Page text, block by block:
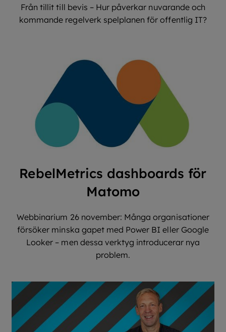
Från tillit till bevis – Hur påverkar nuvarande och
kommande regelverk spelplanen för offentlig IT?
RebelMetrics dashboards för
Matomo
Webbinarium 26 november: Många organisationer
försöker minska gapet med Power BI eller Google
Looker – men dessa verktyg introducerar nya
problem.